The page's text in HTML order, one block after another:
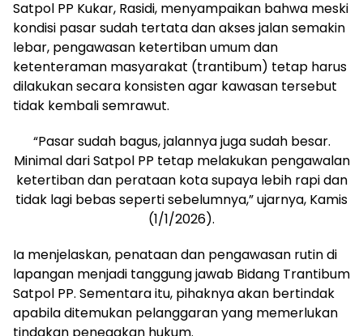
Satpol PP Kukar, Rasidi, menyampaikan bahwa meski
kondisi pasar sudah tertata dan akses jalan semakin
lebar, pengawasan ketertiban umum dan
ketenteraman masyarakat (trantibum) tetap harus
dilakukan secara konsisten agar kawasan tersebut
tidak kembali semrawut.
“Pasar sudah bagus, jalannya juga sudah besar.
Minimal dari Satpol PP tetap melakukan pengawalan
ketertiban dan perataan kota supaya lebih rapi dan
tidak lagi bebas seperti sebelumnya,” ujarnya, Kamis
(1/1/2026).
Ia menjelaskan, penataan dan pengawasan rutin di
lapangan menjadi tanggung jawab Bidang Trantibum
Satpol PP. Sementara itu, pihaknya akan bertindak
apabila ditemukan pelanggaran yang memerlukan
tindakan penegakan hukum.